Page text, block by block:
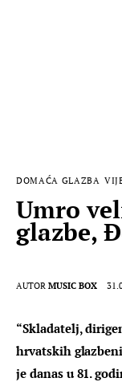
DOMAĆA GLAZBA
Umro
glazbe,
AUTOR MUSIC BOX
“Skladatelj,
hrvatskih
je danas u 81.